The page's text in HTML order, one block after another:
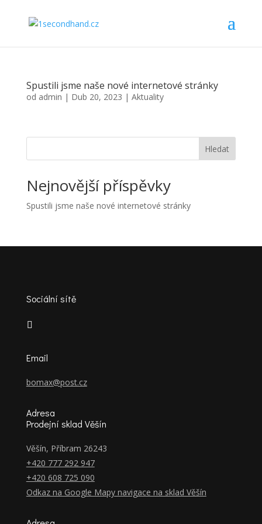
Spustili jsme naše nové internetové stránky
od admin | Dub 20, 2023 | Aktuality
Hledat
Nejnovější příspěvky
Spustili jsme naše nové internetové stránky
Sociální sítě
Email
bomax@post.cz
Adresa
Prodejní sklad Věšín
Věšín, Příbram 26243
+420 777 292 947
+420 608 725 090
Odkaz na Google Mapy navigace na sklad Věšín